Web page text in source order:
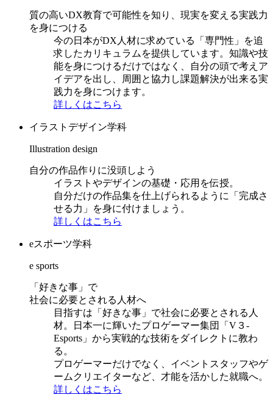
質の高いDX教育で可能性を知り、現実を変える実践力
を身につける
今の日本がDX人材に求めている「専門性」を追
求したカリキュラムを提供しています。知識や技
能を身につけるだけではなく、自分の頭で考えア
イデアを出し、周囲と協力し課題解決が出来る実
践力を身につけます。
詳しくはこちら
イラストデザイン学科
Illustration design
自分の作品作りに没頭しよう
イラストやデザインの基礎・応用を伝授。
自分だけの作品集を仕上げられるように「完成さ
せる力」を身に付けましょう。
詳しくはこちら
eスポーツ学科
e sports
「好きな事」で
社会に必要とされる人材へ
目指すは「好きな事」で社会に必要とされる人
材。日本一に輝いたプロゲーマー集団「V３-
Esports」から実戦的な技術をダイレクトに教わ
る。
プロゲーマーだけでなく、イベントスタッフやゲ
ームクリエイターなど、才能を活かした就職へ。
詳しくはこちら